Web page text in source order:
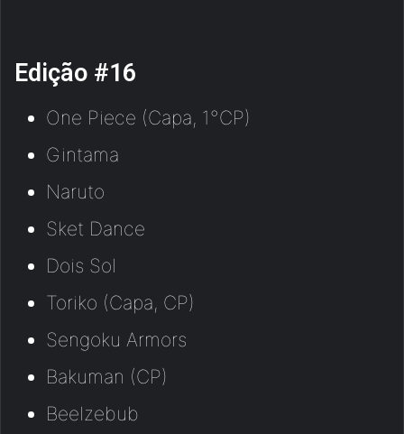
Edição #16
One Piece (Capa, 1°CP)
Gintama
Naruto
Sket Dance
Dois Sol
Toriko (Capa, CP)
Sengoku Armors
Bakuman (CP)
Beelzebub